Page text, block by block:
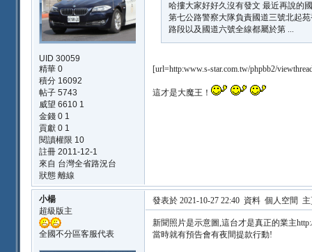
UID 30059
精華 0
積分 16092
帖子 5743
威望 6610 1
金錢 0 1
貢獻 0 1
閱讀權限 10
註冊 2011-12-1
來自 台灣全省路況台
狀態 離線
哈摟大家好好久沒有發文 最近再說的
第七公路警察大隊負責國道三號北起
路段以及國道六號全線都屬於第 ...
[url=http:www.s-star.com.tw/phpbb2/
這才是大魔王！
小楊
超級版主
全國不分區客服代表
發表於 2021-10-27 22:40 資料 個人空間
新聞照片是示意圖,這台才是真正的業主
當時就有預告會有夜間提款行動!